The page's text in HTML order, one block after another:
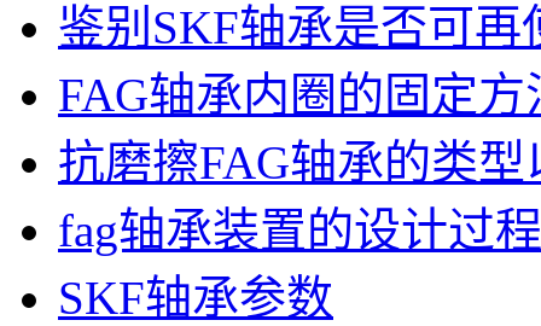
鉴别SKF轴承是否可再
FAG轴承内圈的固定方
抗磨擦FAG轴承的类
fag轴承装置的设计过程
SKF轴承参数